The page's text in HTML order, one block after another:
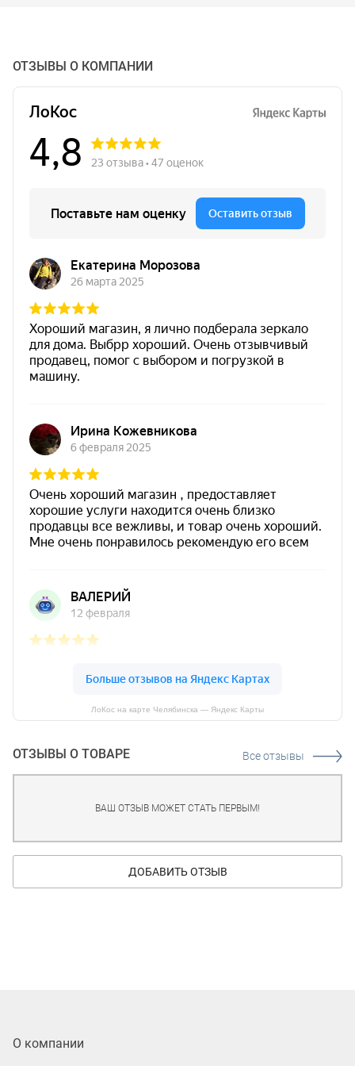
ОТЗЫВЫ О КОМПАНИИ
ЛоКос на карте Челябинска — Яндекс Карты
ОТЗЫВЫ О ТОВАРЕ Все отзывы
ВАШ ОТЗЫВ МОЖЕТ СТАТЬ ПЕРВЫМ!
ДОБАВИТЬ ОТЗЫВ
О компании